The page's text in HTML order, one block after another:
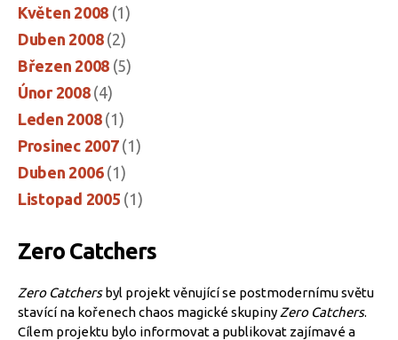
Květen 2008 (1)
Duben 2008(2)
Březen 2008 (5)
Únor 2008(4)
Leden 2008(1)
Prosinec 2007(1)
Duben 2006(1)
Listopad 2005 (1)
Zero Catchers
Zero Catchersbyl projekt věnující se postmodernímu světu
stavící na kořenech chaos magické skupiny Zero Catchers.
Cílem projektu bylo informovat a publikovat zajímavé a